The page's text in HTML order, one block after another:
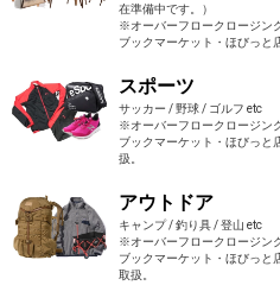
在準備中です。）
※オーバーフロークロージン
ブックマーケット・ほびっと
スポーツ
サッカー / 野球 / ゴルフ etc
※オーバーフロークロージン
ブックマーケット・ほびっと
扱。
アウトドア
キャンプ / 釣り具 / 登山 etc
※オーバーフロークロージン
ブックマーケット・ほびっと
取扱。